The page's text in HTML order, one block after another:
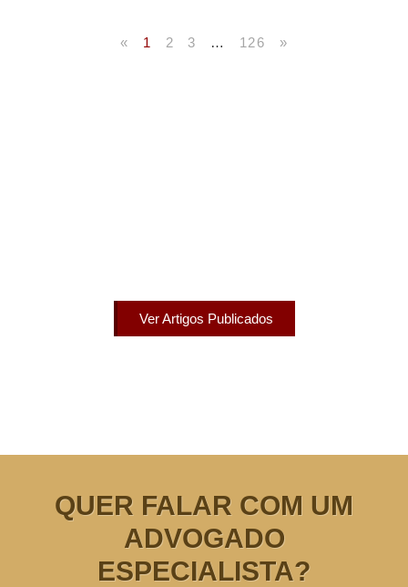
« 1 2 3 … 126 »
Ver Artigos Publicados
QUER FALAR COM UM
ADVOGADO
ESPECIALISTA?